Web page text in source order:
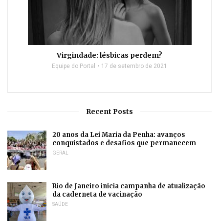
Virgindade: lésbicas perdem?
Equipe do Portal 17 de setembro de 2021
Recent Posts
20 anos da Lei Maria da Penha: avanços
conquistados e desafios que permanecem
GERAL
Rio de Janeiro inicia campanha de atualização
da caderneta de vacinação
SAÚDE